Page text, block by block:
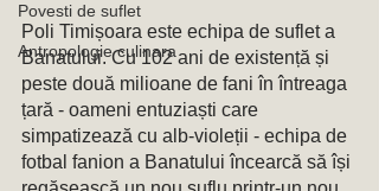
Povesti de suflet
Antropologie culinara
Poli Timișoara este echipa de suflet a
Banatului. Cu 102 ani de existență și
peste două milioane de fani în întreaga
țară - oameni entuziaști care
simpatizează cu alb-violeții - echipa de
fotbal fanion a Banatului încearcă să își